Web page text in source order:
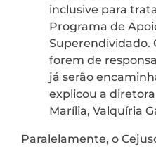
inclusive para
Programa de
Superendividado.
forem de
já serão
explicou a
Marília, Valquíria
Paralelamente, o